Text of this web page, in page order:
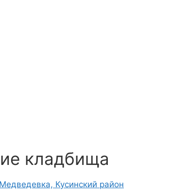
кладбища
Кусинский район